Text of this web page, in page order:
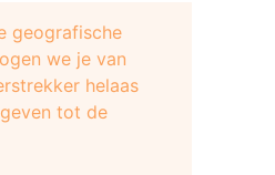
geografische
we je van
helaas
tot de